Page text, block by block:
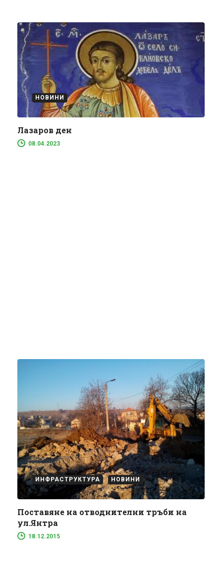
НОВИНИ
Лазаров ден
08.04.2023
ИНФРАСТРУКТУРА НОВИНИ
Поставяне на отводнителни тръби на
ул.Янтра
18.12.2015